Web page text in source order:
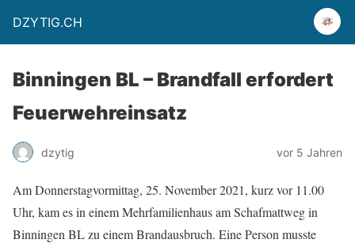
DZYTIG.CH
Binningen BL – Brandfall erfordert
Feuerwehreinsatz
dzytig vor 5 Jahren
Am Donnerstagvormittag, 25. November 2021, kurz vor 11.00
Uhr, kam es in einem Mehrfamilienhaus am Schafmattweg in
Binningen BL zu einem Brandausbruch. Eine Person musste